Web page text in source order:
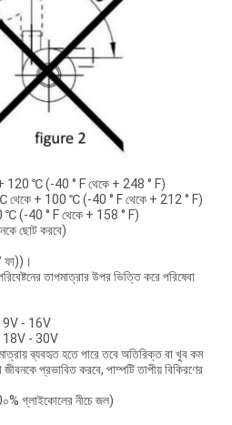
+ 120 ℃ (-40 ° F থেকে + 248 ° F)
40 ℃ থেকে + 100 ℃ (-40 ° F থেকে + 212 ° F)
℃ (-40 ° F থেকে + 158 ° F)
ছোট করবে)
ফা))।
তাপমাত্রার উপর ভিত্তি করে পরিষেবা
9V - 16V
18V - 30V
ব্যবহৃত হতে পারে তবে অতিরিক্ত বা খুব কম
প্রভাবিত করবে, পাম্পটি তাপীয় বিকিরণের
গ্লাইকোলের নীচে জল)